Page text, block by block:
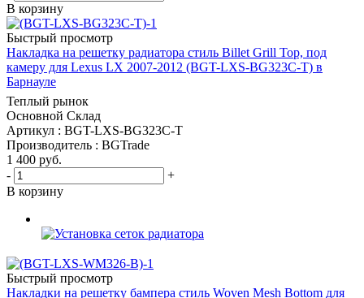
В корзину
Быстрый просмотр
Накладка на решетку радиатора стиль Billet Grill Top, под
камеру для Lexus LX 2007-2012 (BGT-LXS-BG323C-T) в
Барнауле
Теплый рынок
Основной Склад
Артикул : BGT-LXS-BG323C-T
Производитель : BGTrade
1 400 руб.
-
+
В корзину
Быстрый просмотр
Накладки на решетку бампера стиль Woven Mesh Bottom для